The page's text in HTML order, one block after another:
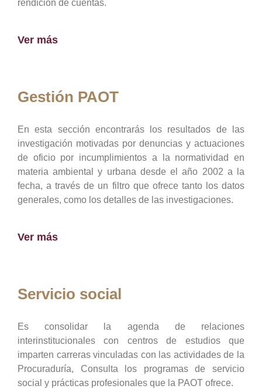
rendición de cuentas.
Ver más
Gestión PAOT
En esta sección encontrarás los resultados de las
investigación motivadas por denuncias y actuaciones
de oficio por incumplimientos a la normatividad en
materia ambiental y urbana desde el año 2002 a la
fecha, a través de un filtro que ofrece tanto los datos
generales, como los detalles de las investigaciones.
Ver más
Servicio social
Es consolidar la agenda de relaciones
interinstitucionales con centros de estudios que
imparten carreras vinculadas con las actividades de la
Procuraduría, Consulta los programas de servicio
social y prácticas profesionales que la PAOT ofrece.